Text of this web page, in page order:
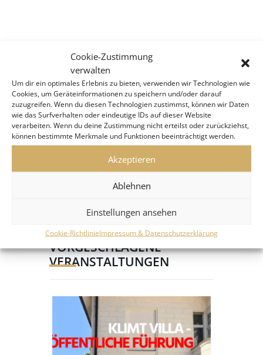
Cookie-Zustimmung
verwalten
Um dir ein optimales Erlebnis zu bieten, verwenden wir Technologien wie
Cookies, um Geräteinformationen zu speichern und/oder darauf
zuzugreifen. Wenn du diesen Technologien zustimmst, können wir Daten
wie das Surfverhalten oder eindeutige IDs auf dieser Website
verarbeiten. Wenn du deine Zustimmung nicht erteilst oder zurückziehst,
können bestimmte Merkmale und Funktionen beeinträchtigt werden.
Akzeptieren
Ablehnen
Einstellungen ansehen
Cookie-RichtlinieImpressum & Datenschutzerklärung
VORGESCHLAGENE
VERANSTALTUNGEN